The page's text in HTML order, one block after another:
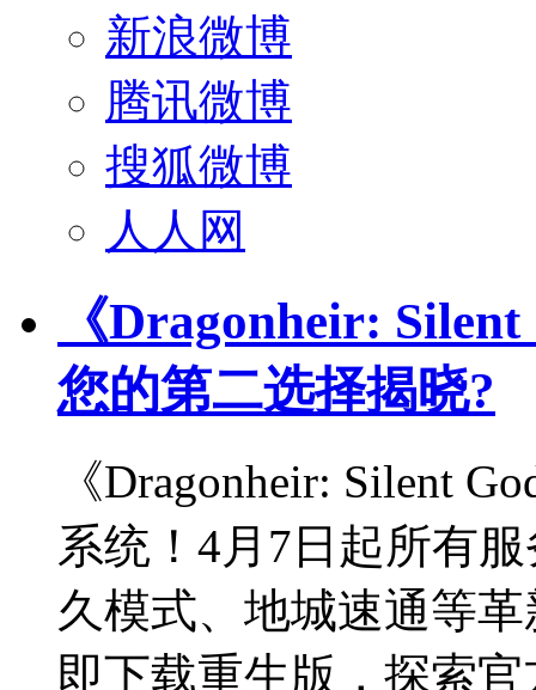
新浪微博
腾讯微博
搜狐微博
人人网
《Dragonheir:
您的第二选择揭晓?
《Dragonheir: Silent
系统！4月7日起所有
久模式、地城速通等
即下载重生版，探索